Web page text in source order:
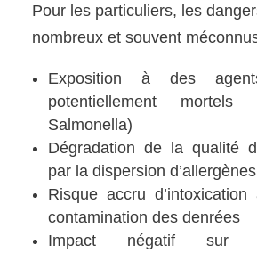
Pour les particuliers, les
nombreux et souvent
Exposition à des
potentiellement mortels
Salmonella)
Dégradation de la qualité
par la dispersion
Risque accru
contamination des denrées
Impact négatif sur